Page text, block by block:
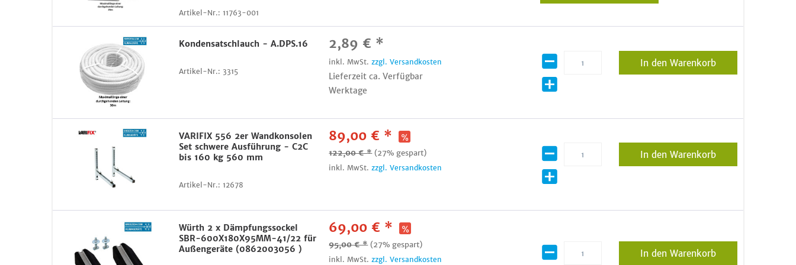
Artikel-Nr.: 11763-001
Kondensatschlauch - A.DPS.16
Artikel-Nr.: 3315
2,89 € *
inkl. MwSt.zzgl. Versandkosten
Lieferzeit ca. Verfügbar
Werktage
In den Warenkorb
VARIFIX 556 2er Wandkonsolen
Set schwere Ausführung - C2C
bis 160 kg 560 mm
Artikel-Nr.: 12678
89,00 € *
122,00 € * (27% gespart)
inkl. MwSt.zzgl. Versandkosten
In den Warenkorb
Würth 2 x Dämpfungssockel
SBR-600X180X95MM-41/22 für
Außengeräte (0862003056 )
69,00 € *
95,00 € * (27% gespart)
inkl. MwSt.zzgl. Versandkosten
In den Warenkorb